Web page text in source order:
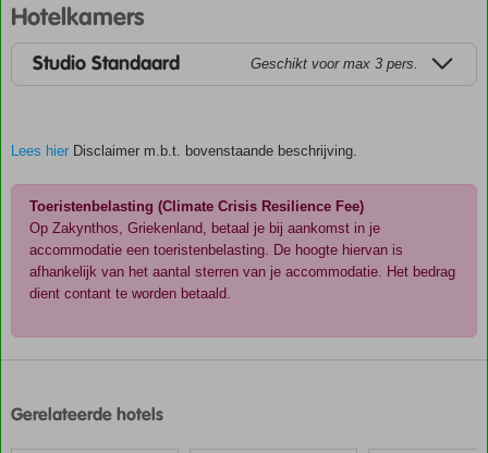
Hotelkamers
Studio Standaard Geschikt voor max 3 pers.
Lees hier Disclaimer m.b.t. bovenstaande beschrijving.
Toeristenbelasting (Climate Crisis Resilience Fee)
Op Zakynthos, Griekenland, betaal je bij aankomst in je
accommodatie een toeristenbelasting. De hoogte hiervan is
afhankelijk van het aantal sterren van je accommodatie. Het bedrag
dient contant te worden betaald.
door
Gerelateerde hotels